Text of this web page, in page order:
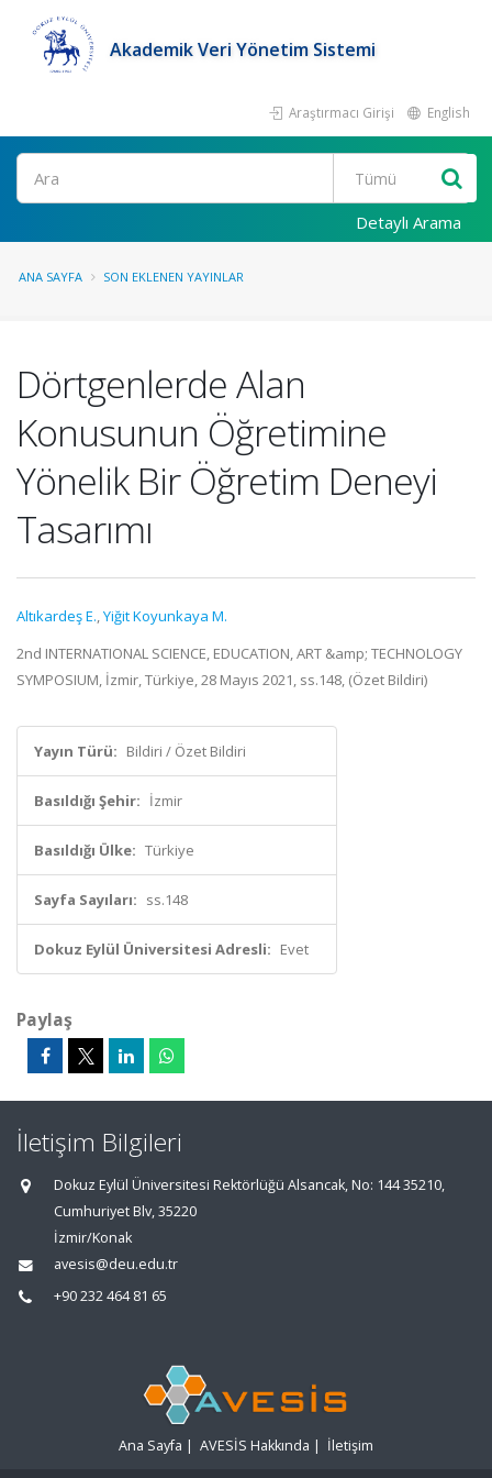
Akademik Veri Yönetim Sistemi
Araştırmacı Girişi English
Ara
Detaylı Arama
ANA SAYFA SON EKLENEN YAYINLAR
Dörtgenlerde Alan
Konusunun Öğretimine
Yönelik Bir Öğretim Deneyi
Tasarımı
Altıkardeş E.,Yiğit Koyunkaya M.
2nd INTERNATIONAL SCIENCE, EDUCATION, ART &amp; TECHNOLOGY
SYMPOSIUM, İzmir, Türkiye, 28 Mayıs 2021, ss.148, (Özet Bildiri)
Yayın Türü: Bildiri / Özet Bildiri
Basıldığı Şehir: İzmir
Basıldığı Ülke: Türkiye
Sayfa Sayıları: ss.148
Dokuz Eylül Üniversitesi Adresli: Evet
Paylaş
İletişim Bilgileri
Dokuz Eylül Üniversitesi Rektörlüğü Alsancak, No: 144 35210,
Cumhuriyet Blv, 35220
İzmir/Konak
avesis@deu.edu.tr
+90 232 464 81 65
Ana Sayfa | AVESİS Hakkında | İletişim